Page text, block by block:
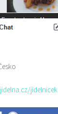
jidelnicek